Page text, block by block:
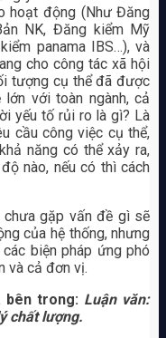
hoạt động (Như Đăng
NK, Đăng kiểm Mỹ
panama IBS…), và
cho công tác xã hội
tượng cụ thể đã được
với toàn ngành, cả
yếu tố rủi ro là gì? Là
cầu công việc cụ thể,
năng có thể xảy ra,
nào, nếu có thì cách
chưa gặp vấn đề gì sẽ
của hệ thống, nhưng
biện pháp ứng phó
và cả đơn vị.
bên trong: Luận văn:
chất lượng.